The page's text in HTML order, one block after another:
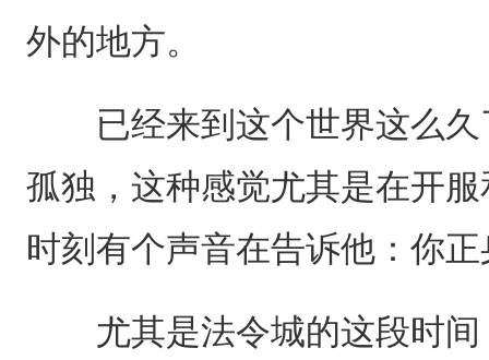
外的地方。
已经来到这个世界这么久
孤独，这种感觉尤其是在开
时刻有个声音在告诉他：你
尤其是法令城的这段时间